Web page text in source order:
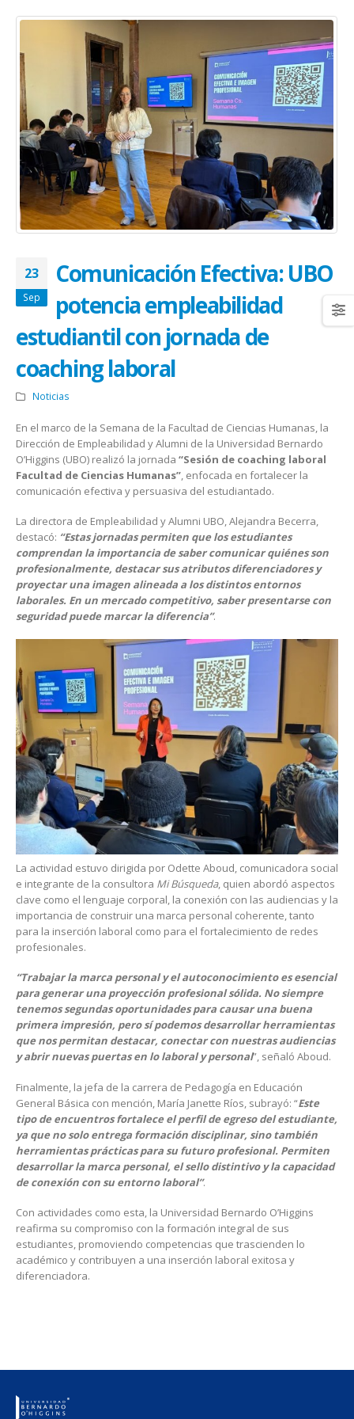
23
Sep
Comunicación Efectiva: UBO
potencia empleabilidad
estudiantil con jornada de
coaching laboral
Noticias
En el marco de la Semana de la Facultad de Ciencias Humanas, la
Dirección de Empleabilidad y Alumni de la Universidad Bernardo
O’Higgins (UBO) realizó la jornada “Sesión de coaching laboral
Facultad de Ciencias Humanas”, enfocada en fortalecer la
comunicación efectiva y persuasiva del estudiantado.
La directora de Empleabilidad y Alumni UBO, Alejandra Becerra,
destacó: “Estas jornadas permiten que los estudiantes
comprendan la importancia de saber comunicar quiénes son
profesionalmente, destacar sus atributos diferenciadores y
proyectar una imagen alineada a los distintos entornos
laborales. En un mercado competitivo, saber presentarse con
seguridad puede marcar la diferencia”.
La actividad estuvo dirigida por Odette Aboud, comunicadora social
e integrante de la consultora Mi Búsqueda, quien abordó aspectos
clave como el lenguaje corporal, la conexión con las audiencias y la
importancia de construir una marca personal coherente, tanto
para la inserción laboral como para el fortalecimiento de redes
profesionales.
“Trabajar la marca personal y el autoconocimiento es esencial
para generar una proyección profesional sólida. No siempre
tenemos segundas oportunidades para causar una buena
primera impresión, pero sí podemos desarrollar herramientas
que nos permitan destacar, conectar con nuestras audiencias
y abrir nuevas puertas en lo laboral y personal”, señaló Aboud.
Finalmente, la jefa de la carrera de Pedagogía en Educación
General Básica con mención, María Janette Ríos, subrayó: “Este
tipo de encuentros fortalece el perfil de egreso del estudiante,
ya que no solo entrega formación disciplinar, sino también
herramientas prácticas para su futuro profesional. Permiten
desarrollar la marca personal, el sello distintivo y la capacidad
de conexión con su entorno laboral”.
Con actividades como esta, la Universidad Bernardo O’Higgins
reafirma su compromiso con la formación integral de sus
estudiantes, promoviendo competencias que trascienden lo
académico y contribuyen a una inserción laboral exitosa y
diferenciadora.